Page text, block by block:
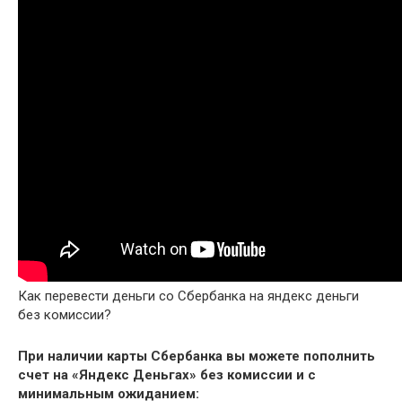
Как перевести деньги со Сбербанка на яндекс деньги
без комиссии?
При наличии карты Сбербанка вы можете пополнить
счет на «Яндекс Деньгах» без комиссии и с
минимальным ожиданием: